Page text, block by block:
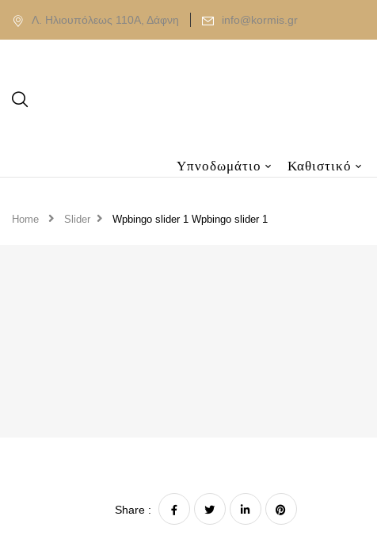
Λ. Ηλιουπόλεως 110Α, Δάφνη info@kormis.gr
Υπνοδωμάτιο Καθιστικό
Home Slider Wpbingo slider 1 Wpbingo slider 1
Share :